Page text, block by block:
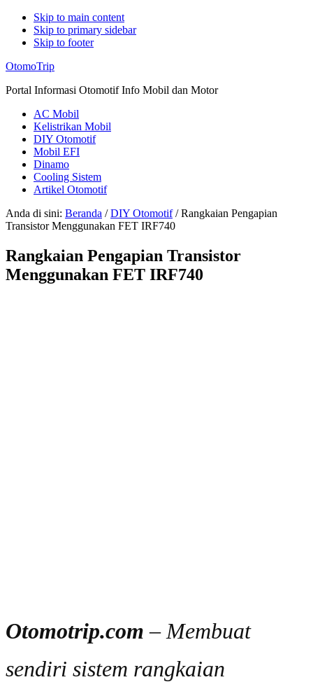
Skip to main content
Skip to primary sidebar
Skip to footer
Additional
menu
OtomoTrip
Portal Informasi Otomotif Info Mobil dan Motor
AC Mobil
Kelistrikan Mobil
DIY Otomotif
Mobil EFI
Dinamo
Cooling Sistem
Artikel Otomotif
Anda di sini: Beranda / DIY Otomotif /Rangkaian Pengapian
Transistor Menggunakan FET IRF740
Rangkaian Pengapian Transistor
Menggunakan FET IRF740
Otomotrip.com – Membuat
sendiri sistem rangkaian